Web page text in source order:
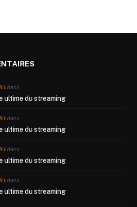
dans
ultime du streaming
dans
ultime du streaming
dans
ultime du streaming
dans
ultime du streaming